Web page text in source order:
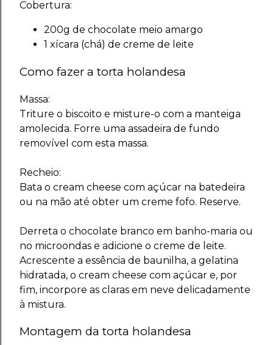
Cobertura:
200g de chocolate meio amargo
1 xícara (chá) de creme de leite
Como fazer a torta holandesa
Massa:
Triture o biscoito e misture-o com a manteiga
amolecida. Forre uma assadeira de fundo
removível com esta massa.
Recheio:
Bata o cream cheese com açúcar na batedeira
ou na mão até obter um creme fofo. Reserve.
Derreta o chocolate branco em banho-maria ou
no microondas e adicione o creme de leite.
Acrescente a essência de baunilha, a gelatina
hidratada, o cream cheese com açúcar e, por
fim, incorpore as claras em neve delicadamente
à mistura.
Montagem da torta holandesa